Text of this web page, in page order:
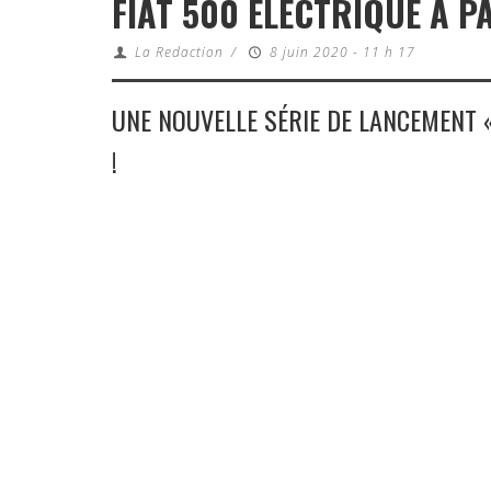
FIAT 500 ÉLECTRIQUE À
La Redaction / 8 juin 2020 - 11 h 17
UNE NOUVELLE SÉRIE DE
!